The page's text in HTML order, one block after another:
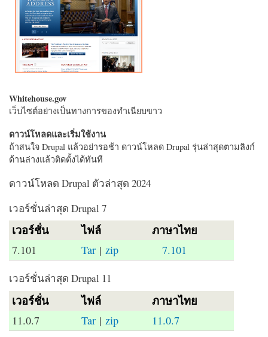
Whitehouse.gov
เว็บไซต์อย่างเป็นทางการของทำเนียบขาว
ดาวน์โหลดและเริ่มใช้งาน
ถ้าสนใจ Drupal แล้วอย่ารอช้า ดาวน์โหลด Drupal รุ่นล่าสุดตามลิงก์
ด้านล่างแล้วติดตั้งได้ทันที
ดาวน์โหลด Drupal ตัวล่าสุด 2024
เวอร์ชั่นล่าสุด Drupal 7
เวอร์ชั่น ไฟล์ ภาษาไทย
7.101 Tar |zip 7.101
เวอร์ชั่นล่าสุด Drupal 11
เวอร์ชั่น ไฟล์ ภาษาไทย
11.0.7 Tar | zip 11.0.7